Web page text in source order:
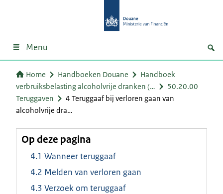
Menu
Home Handboeken Douane
Handboek
verbruiksbelasting alcoholvrije dranken (…
50.20.00
Teruggaven
4 Teruggaaf bij verloren gaan van
alcoholvrije dra…
Op deze pagina
4.1 Wanneer teruggaaf
4.2 Melden van verloren gaan
4.3 Verzoek om teruggaaf